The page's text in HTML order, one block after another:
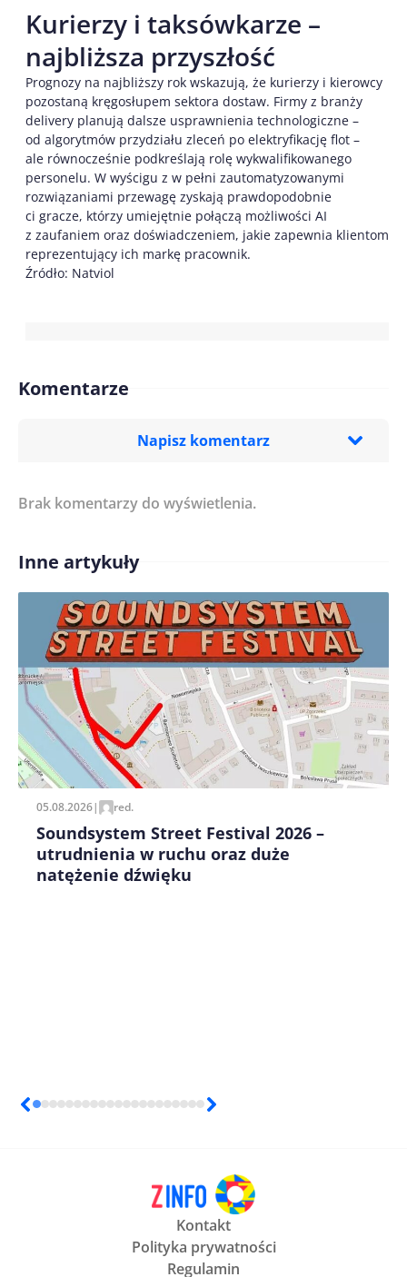
Kurierzy i taksówkarze –
najbliższa przyszłość
Prognozy na najbliższy rok wskazują, że kurierzy i kierowcy
pozostaną kręgosłupem sektora dostaw. Firmy z branży
delivery planują dalsze usprawnienia technologiczne –
od algorytmów przydziału zleceń po elektryfikację flot –
ale równocześnie podkreślają rolę wykwalifikowanego
personelu. W wyścigu z w pełni zautomatyzowanymi
rozwiązaniami przewagę zyskają prawdopodobnie
ci gracze, którzy umiejętnie połączą możliwości AI
z zaufaniem oraz doświadczeniem, jakie zapewnia klientom
reprezentujący ich markę pracownik.
Źródło: Natviol
Komentarze
Napisz komentarz
Treść komentarza*
Imię/ Nick*
Zapamiętaj moje dane w tej przeglądarce podczas
pisania kolejnych komentarzy.
Brak komentarzy do wyświetlenia.
Inne artykuły
05.08.2026| red.
Soundsystem Street Festival 2026 –
utrudnienia w ruchu oraz duże
natężenie dźwięku
Kontakt
Polityka prywatności
Regulamin